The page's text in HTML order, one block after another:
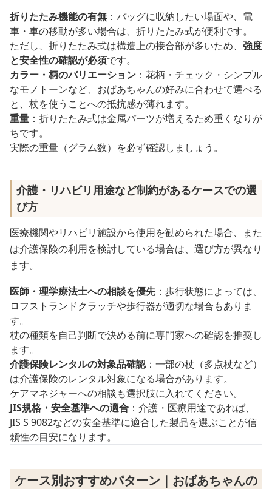
折りたたみ機能の有無 ：バッグに収納したい場面や、電
車・車の移動が多い場合は、折りたたみ式が便利です。
ただし、折りたたみ式は構造上の接合部が多いため、 強度
と安全性の確認が必須です。
カラー・柄のバリエーション ：花柄・チェック・シンプル
なモノトーンなど、おばあちゃんの好みに合わせて選べる
と、杖を使うことへの抵抗感が薄れます。
重量 ：折りたたみ式は金属パーツが増えるため重くなりが
ちです。
実際の重量（グラム数）を必ず確認しましょう。
介護・リハビリ用途など制約があるケースでの選
び方
医療機関やリハビリ施設から使用を勧められた場合、また
は介護保険の利用を検討している場合は、選び方が異なり
ます。
医師・理学療法士への相談を優先：歩行状態によっては、
ロフストランドクラッチや歩行器が適切な場合もありま
す。
杖の種類を自己判断で決める前に専門家への確認を推奨し
ます。
介護保険レンタルの対象品確認：一部の杖（多点杖など）
は介護保険のレンタル対象になる場合があります。
ケアマネジャーへの相談も選択肢に入れてください。
JIS規格・安全基準への適合 ：介護・医療用途であれば、
JIS S 9082などの安全基準に適合した製品を選ぶことが信
頼性の目安になります。
ケース別おすすめパターン｜おばあちゃんの